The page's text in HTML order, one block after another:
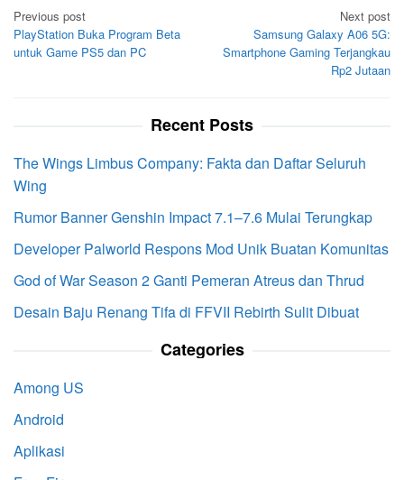
Post
navigation
Previous post
PlayStation Buka Program Beta
untuk Game PS5 dan PC
Next post
Samsung Galaxy A06 5G:
Smartphone Gaming Terjangkau
Rp2 Jutaan
Recent Posts
The Wings Limbus Company: Fakta dan Daftar Seluruh
Wing
Rumor Banner Genshin Impact 7.1–7.6 Mulai Terungkap
Developer Palworld Respons Mod Unik Buatan Komunitas
God of War Season 2 Ganti Pemeran Atreus dan Thrud
Desain Baju Renang Tifa di FFVII Rebirth Sulit Dibuat
Categories
Among US
Android
Aplikasi